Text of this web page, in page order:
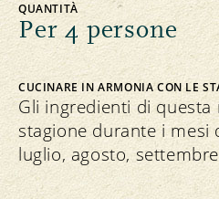
QUANTITÀ
Per 4 persone
CUCINARE IN ARMONIA CON LE
Gli ingredienti di questa
stagione durante i mesi
luglio, agosto,